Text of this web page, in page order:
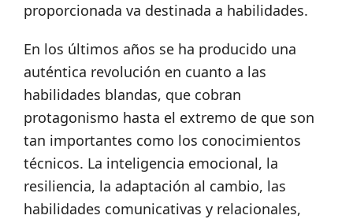
proporcionada va destinada a habilidades.
En los últimos años se ha producido una
auténtica revolución en cuanto a las
habilidades blandas, que cobran
protagonismo hasta el extremo de que son
tan importantes como los conocimientos
técnicos. La inteligencia emocional, la
resiliencia, la adaptación al cambio, las
habilidades comunicativas y relacionales,